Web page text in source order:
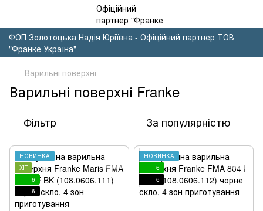
ФОП Золотоцька Надія Юріївна - Офіційний партнер ТОВ
"Франке Україна"
Варильні поверхні
Варильні поверхні Franke
Фільтр За популярністю
НОВИНКА
ХІТ
6
6
НОВИНКА
6
6